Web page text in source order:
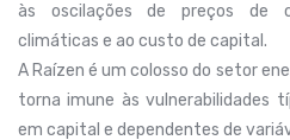
às oscilações de preços de
climáticas e ao custo de capital.
A Raízen é um colosso do setor
torna imune às vulnerabilidades
em capital e dependentes de